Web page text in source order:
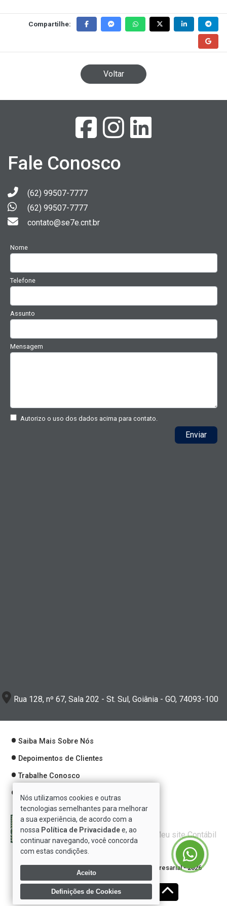
Compartilhe:
Voltar
Fale Conosco
(62) 99507-7777
(62) 99507-7777
contato@se7e.cnt.br
Nome
Telefone
Assunto
Mensagem
Autorizo o uso dos dados acima para contato.
Enviar
Rua 128, nº 67, Sala 202 - St. Sul, Goiânia - GO, 74093-100
Saiba Mais Sobre Nós
Depoimentos de Clientes
Trabalhe Conosco
Política de Privacidade
Verificada por
Direitos reservados à Se7e Consultoria Empresarial - 2026
Nós utilizamos cookies e outras
tecnologias semelhantes para melhorar
a sua experiência, de acordo com a
nossa Política de Privacidadee, ao
continuar navegando, você concorda
com estas condições.
Aceito
Definições de Cookies